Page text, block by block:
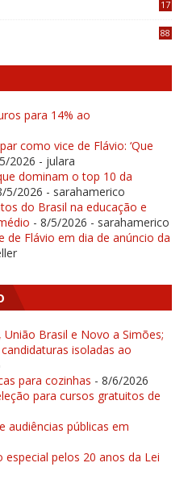
17
88
para 14% ao
como vice de Flávio: ‘Que
2026 - julara
dominam o top 10 da
5/2026 - sarahamerico
do Brasil na educação e
- 8/5/2026 - sarahamerico
de Flávio em dia de anúncio da
Brasil e Novo a Simões;
isoladas ao
para cozinhas - 8/6/2026
para cursos gratuitos de
audiências públicas em
pelos 20 anos da Lei